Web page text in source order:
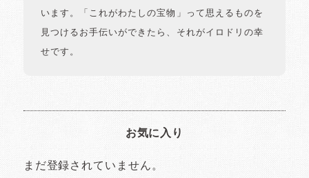
います。「これがわたしの宝物」って思えるものを
見つけるお手伝いができたら、それがイロドリの幸
せです。
お気に入り
まだ登録されていません。